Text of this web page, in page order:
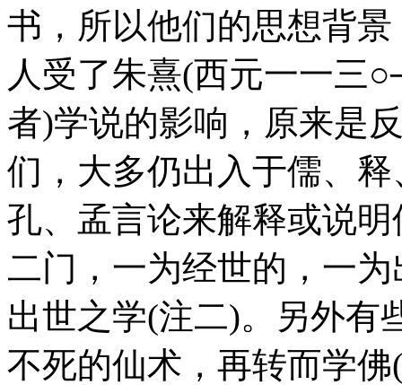
书，所以他们的思想背
人受了朱熹(西元一一三
者)学说的影响，原来是
们，大多仍出入于儒、
孔、孟言论来解释或说
二门，一为经世的，一
出世之学(注二)。另外有
不死的仙术，再转而学